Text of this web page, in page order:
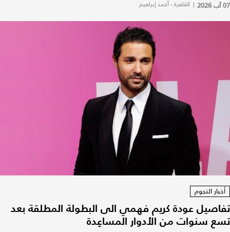
07 آب 2026 | القاهرة - أحمد إبراهيم
أخبار النجوم
تفاصيل عودة كريم فهمي الى البطولة المطلقة بعد
تسع سنوات من الأدوار المساعِدة